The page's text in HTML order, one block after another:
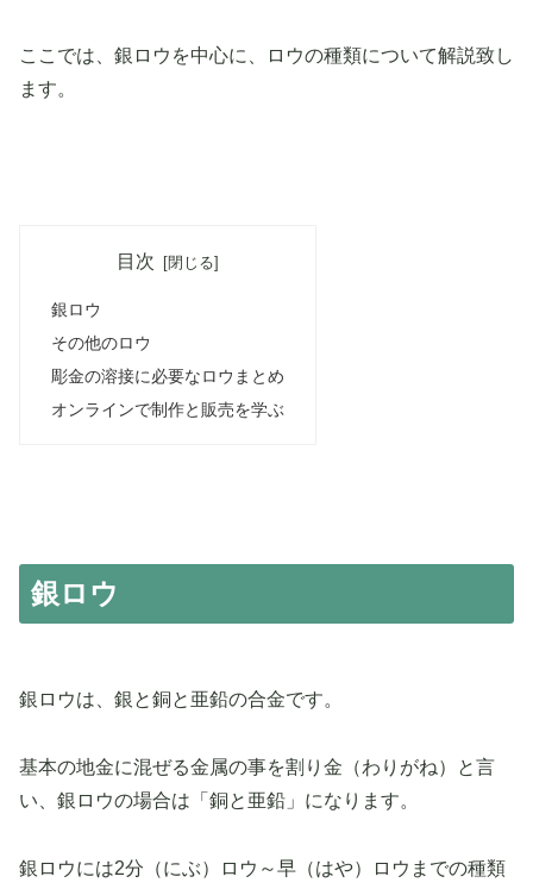
ここでは、銀ロウを中心に、ロウの種類について解説致し
ます。
目次
銀ロウ
その他のロウ
彫金の溶接に必要なロウまとめ
オンラインで制作と販売を学ぶ
銀ロウ
銀ロウは、銀と銅と亜鉛の合金です。
基本の地金に混ぜる金属の事を割り金（わりがね）と言
い、銀ロウの場合は「銅と亜鉛」になります。
銀ロウには2分（にぶ）ロウ～早（はや）ロウまでの種類